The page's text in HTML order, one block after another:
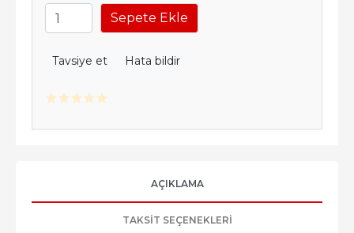
Sepete Ekle
Tavsiye et Hata bildir
AÇIKLAMA
TAKSIT SEÇENEKLERI